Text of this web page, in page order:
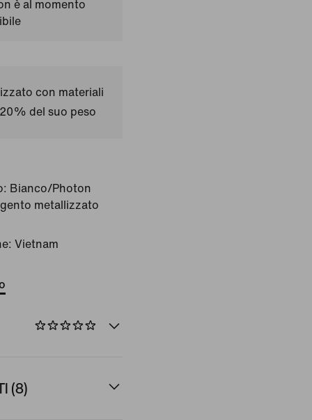
è al momento
con materiali
del suo peso
Bianco/Photon
metallizzato
Vietnam
(8)